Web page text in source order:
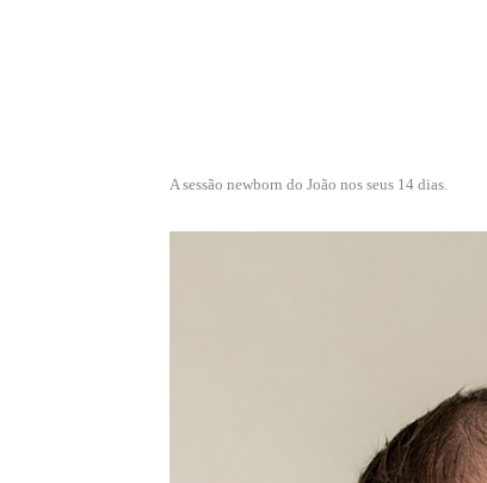
A sessão newborn do João nos seus 14 dias.